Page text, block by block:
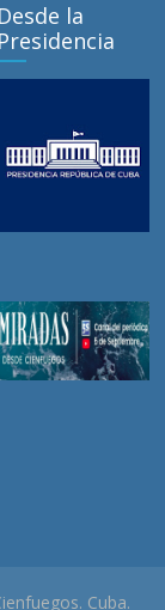
Desde la
Presidencia
Cuba.